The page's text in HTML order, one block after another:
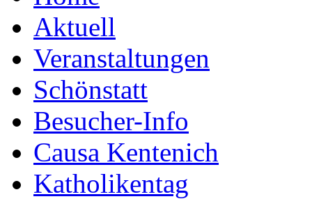
Aktuell
Veranstaltungen
Schönstatt
Besucher-Info
Causa Kentenich
Katholikentag